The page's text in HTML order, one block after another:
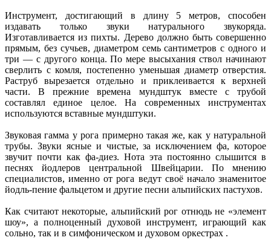
Инструмент, достигающий в длину 5 метров, способен
издавать только звуки натурального звукоряда.
Изготавливается из пихты. Дерево должно быть совершенно
прямым, без сучьев, диаметром семь сантиметров с одного и
три — с другого конца. По мере высыхания ствол начинают
сверлить с комля, постепенно уменьшая диаметр отверстия.
Раструб вырезается отдельно и приклеивается к верхней
части. В прежние времена мундштук вместе с трубой
составлял единое целое. На современных инструментах
используются вставные мундштуки.
Звуковая гамма у рога примерно такая же, как у натуральной
трубы. Звуки ясные и чистые, за исключением фа, которое
звучит почти как фа-диез. Нота эта постоянно слышится в
песнях йодлеров центральной Швейцарии. По мнению
специалистов, именно от рога ведут своё начало знаменитое
йодль-пение фальцетом и другие песни альпийских пастухов.
Как считают некоторые, альпийский рог отнюдь не «элемент
шоу», а полноценный духовой инструмент, играющий как
сольно, так и в симфоническом и духовом оркестрах .